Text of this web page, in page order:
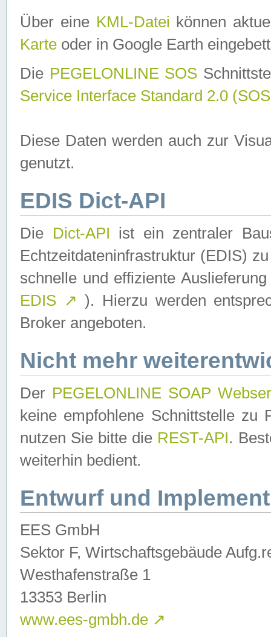
Über eine KML-Datei können
Karte oder in Google Earth
Die PEGELONLINE SOS
Service Interface Standard 2.0
Diese Daten werden auch zur
genutzt.
EDIS Dict-API
Die Dict-API ist ein zentraler
Echtzeitdateninfrastruktur (EDIS)
schnelle und effiziente
EDIS ↗ ). Hierzu werden
Broker angeboten.
Nicht mehr
Der PEGELONLINE SOAP
keine empfohlene Schnittstelle zu
nutzen Sie bitte die REST-API.
weiterhin bedient.
Entwurf und
EES GmbH
Sektor F, Wirtschaftsgebäude
Westhafenstraße 1
13353 Berlin
www.ees-gmbh.de ↗